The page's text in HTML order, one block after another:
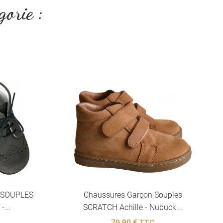
:
Chaussures Garçon Souples
SCRATCH Achille - Nubuck...